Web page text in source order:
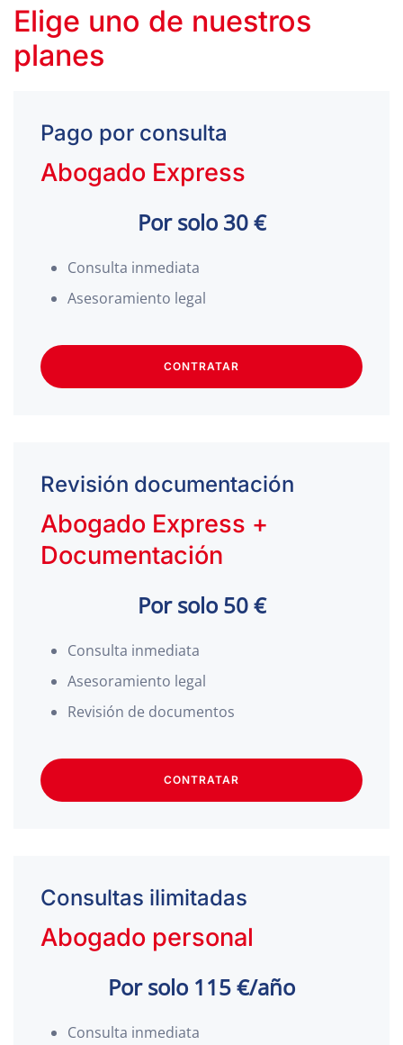
Elige uno de nuestros
planes
Pago por consulta
Abogado Express
Por solo 30 €
Consulta inmediata
Asesoramiento legal
CONTRATAR
Revisión documentación
Abogado Express +
Documentación
Por solo 50 €
Consulta inmediata
Asesoramiento legal
Revisión de documentos
CONTRATAR
Consultas ilimitadas
Abogado personal
Por solo 115 €/año
Consulta inmediata